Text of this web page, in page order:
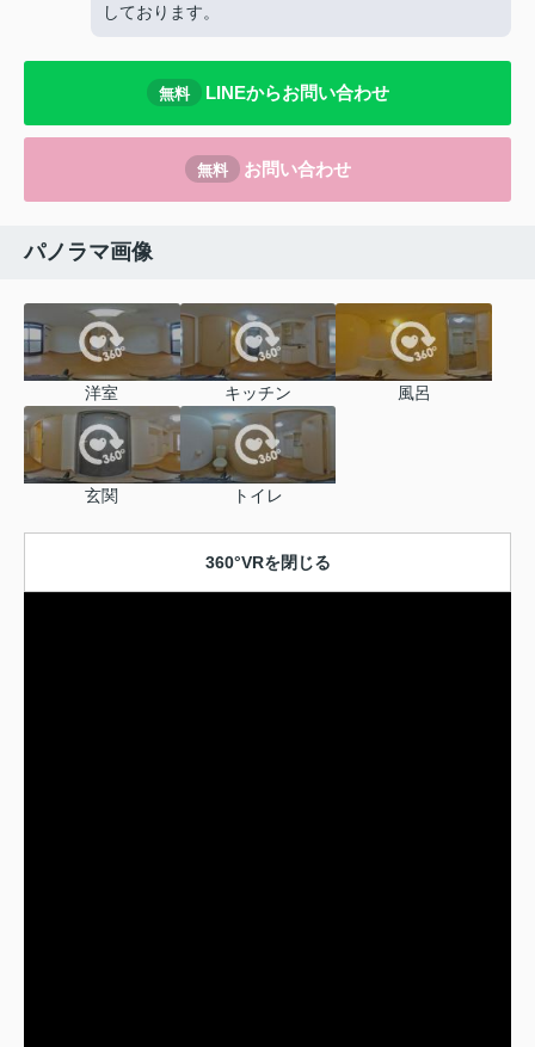
しております。
無料 LINEからお問い合わせ
無料 お問い合わせ
パノラマ画像
洋室 キッチン 風呂
玄関 トイレ
360°VRを閉じる